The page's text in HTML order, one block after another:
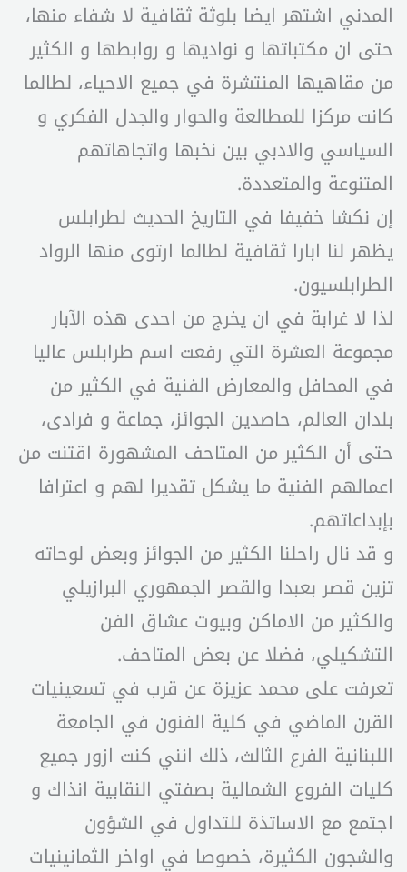
المدني اشتهر ايضا بلوثة ثقافية لا شفاء منها،
حتى ان مكتباتها و نواديها و روابطها و الكثير
من مقاهيها المنتشرة في جميع الاحياء، لطالما
كانت مركزا للمطالعة والحوار والجدل الفكري و
السياسي والادبي بين نخبها واتجاهاتهم
المتنوعة والمتعددة.
إن نكشا خفيفا في التاريخ الحديث لطرابلس
يظهر لنا ابارا ثقافية لطالما ارتوى منها الرواد
الطرابلسيون.
لذا لا غرابة في ان يخرج من احدى هذه الآبار
مجموعة العشرة التي رفعت اسم طرابلس عاليا
في المحافل والمعارض الفنية في الكثير من
بلدان العالم، حاصدين الجوائز، جماعة و فرادى،
حتى أن الكثير من المتاحف المشهورة اقتنت من
اعمالهم الفنية ما يشكل تقديرا لهم و اعترافا
بإبداعاتهم.
و قد نال راحلنا الكثير من الجوائز وبعض لوحاته
تزين قصر بعبدا والقصر الجمهوري البرازيلي
والكثير من الاماكن وبيوت عشاق الفن
التشكيلي، فضلا عن بعض المتاحف.
تعرفت على محمد عزيزة عن قرب في تسعينيات
القرن الماضي في كلية الفنون في الجامعة
اللبنانية الفرع الثالث، ذلك انني كنت ازور جميع
كليات الفروع الشمالية بصفتي النقابية انذاك و
اجتمع مع الاساتذة للتداول في الشؤون
والشجون الكثيرة، خصوصا في اواخر الثمانينيات